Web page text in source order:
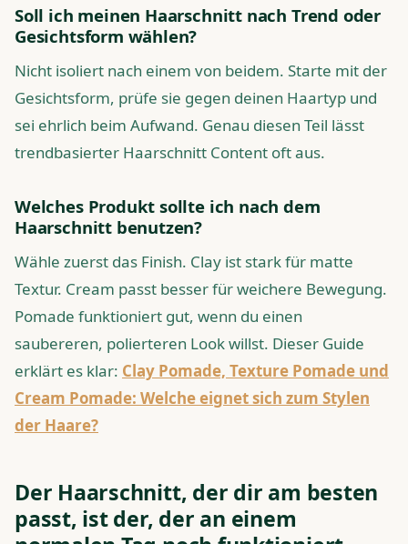
Soll ich meinen Haarschnitt nach Trend oder
Gesichtsform wählen?
Nicht isoliert nach einem von beidem. Starte mit der
Gesichtsform, prüfe sie gegen deinen Haartyp und
sei ehrlich beim Aufwand. Genau diesen Teil lässt
trendbasierter Haarschnitt Content oft aus.
Welches Produkt sollte ich nach dem
Haarschnitt benutzen?
Wähle zuerst das Finish. Clay ist stark für matte
Textur. Cream passt besser für weichere Bewegung.
Pomade funktioniert gut, wenn du einen
saubereren, polierteren Look willst. Dieser Guide
erklärt es klar: Clay Pomade, Texture Pomade und
Cream Pomade: Welche eignet sich zum Stylen
der Haare?
Der Haarschnitt, der dir am besten
passt, ist der, der an einem